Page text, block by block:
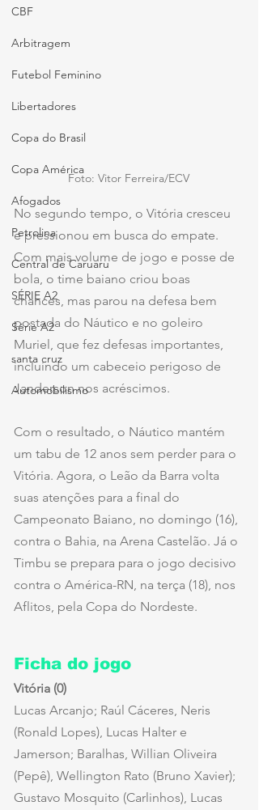
CBF
Arbitragem
Futebol Feminino
Libertadores
Copa do Brasil
Copa América
Afogados
Petrolina
Central de Caruaru
SÉRIE A2
Série A2
santa cruz
Automobilismo
Foto: Vitor Ferreira/ECV
No segundo tempo, o Vitória cresceu
e pressionou em busca do empate.
Com mais volume de jogo e posse de
bola, o time baiano criou boas
chances, mas parou na defesa bem
postada do Náutico e no goleiro
Muriel, que fez defesas importantes,
incluindo um cabeceio perigoso de
Janderson nos acréscimos.
Com o resultado, o Náutico mantém
um tabu de 12 anos sem perder para o
Vitória. Agora, o Leão da Barra volta
suas atenções para a final do
Campeonato Baiano, no domingo (16),
contra o Bahia, na Arena Castelão. Já o
Timbu se prepara para o jogo decisivo
contra o América-RN, na terça (18), nos
Aflitos, pela Copa do Nordeste.
Ficha do jogo
Vitória (0)
Lucas Arcanjo; Raúl Cáceres, Neris
(Ronald Lopes), Lucas Halter e
Jamerson; Baralhas, Willian Oliveira
(Pepê), Wellington Rato (Bruno Xavier);
Gustavo Mosquito (Carlinhos), Lucas